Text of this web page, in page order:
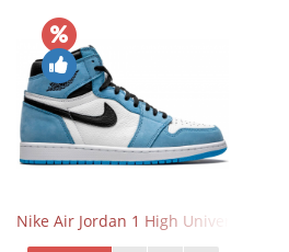
Nike Air Jordan 1 High University Blue